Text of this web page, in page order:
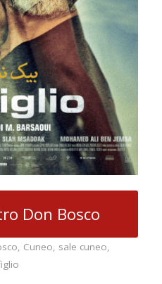
Don Bosco
, Cuneo, sale cuneo,